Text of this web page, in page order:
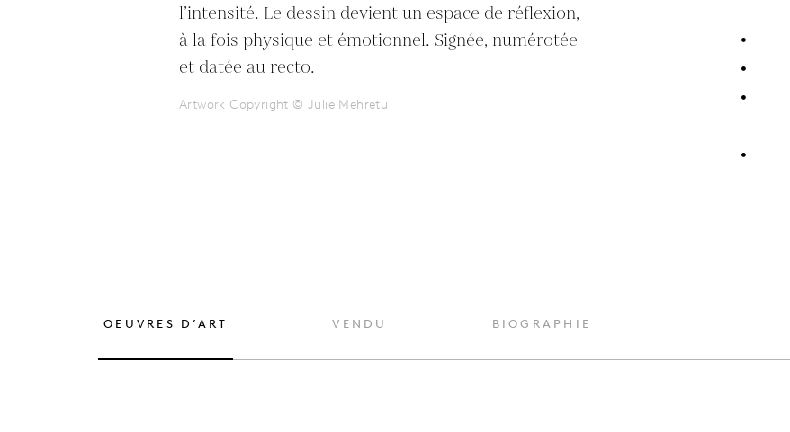
l’intensité. Le dessin devient un espace de réflexion,
à la fois physique et émotionnel. Signée, numérotée
et datée au recto.
Artwork Copyright © Julie Mehretu
OEUVRES D’ART VENDU BIOGRAPHIE